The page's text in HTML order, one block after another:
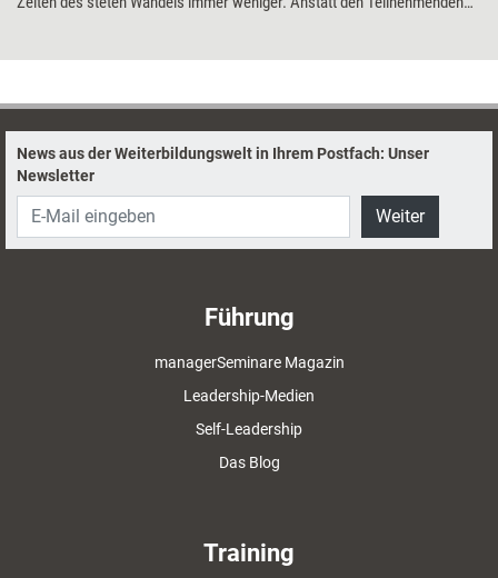
News aus der Weiterbildungswelt in Ihrem Postfach: Unser
Newsletter
Weiter
Führung
managerSeminare Magazin
Leadership-Medien
Self-Leadership
Das Blog
Training